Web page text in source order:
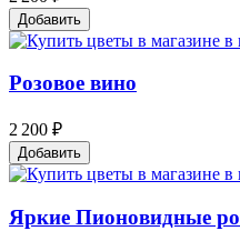
Добавить
Розовое вино
2 200 ₽
Добавить
Яркие Пионовидные